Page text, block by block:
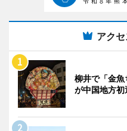
アク
柳井で「金
が中国地方初